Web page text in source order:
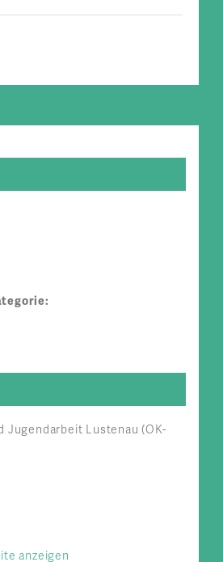
Jugendarbeit Lustenau (OK-
anzeigen